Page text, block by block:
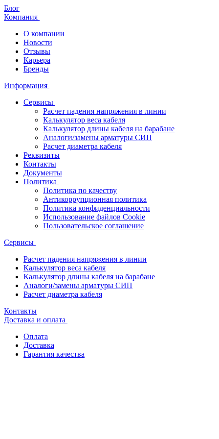
Блог
Компания
О компании
Новости
Отзывы
Карьера
Бренды
Информация
Сервисы
Расчет падения напряжения в линии
Калькулятор веса кабеля
Калькулятор длины кабеля на барабане
Аналоги/замены арматуры СИП
Расчет диаметра кабеля
Реквизиты
Контакты
Документы
Политика
Политика по качеству
Антикоррупционная политика
Политика конфиденциальности
Использование файлов Cookie
Пользовательское соглашение
Сервисы
Расчет падения напряжения в линии
Калькулятор веса кабеля
Калькулятор длины кабеля на барабане
Аналоги/замены арматуры СИП
Расчет диаметра кабеля
Контакты
Доставка и оплата
Оплата
Доставка
Гарантия качества